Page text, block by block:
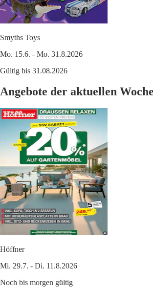
Smyths Toys
Mo. 15.6. - Mo. 31.8.2026
Gültig bis 31.08.2026
Angebote der aktuellen Woche
Höffner
Mi. 29.7. - Di. 11.8.2026
Noch bis morgen gültig